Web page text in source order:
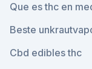
Que es thc en
Beste
Cbd edibles thc